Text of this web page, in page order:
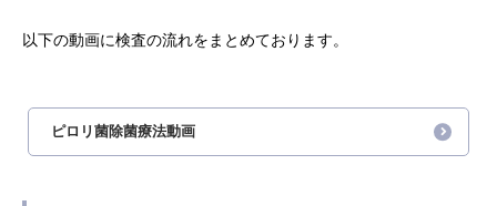
以下の動画に検査の流れをまとめております。
ピロリ菌除菌療法動画